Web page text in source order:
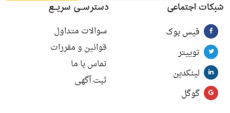
شبکات اجتماعی
فیس بوک
توییتر
لینکدین
گوگل
دسترسـی سریـع
سوالات متداول
قوانین و مقررات
تماس با ما
ثبت آگهی